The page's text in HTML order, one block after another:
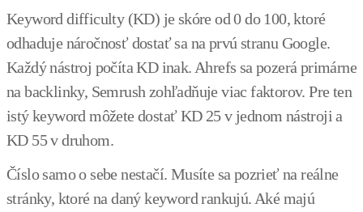
Keyword difficulty (KD) je skóre od 0 do 100, ktoré
odhaduje náročnosť dostať sa na prvú stranu Google.
Každý nástroj počíta KD inak. Ahrefs sa pozerá primárne
na backlinky, Semrush zohľadňuje viac faktorov. Pre ten
istý keyword môžete dostať KD 25 v jednom nástroji a
KD 55 v druhom.
Číslo samo o sebe nestačí. Musíte sa pozrieť na reálne
stránky, ktoré na daný keyword rankujú. Aké majú